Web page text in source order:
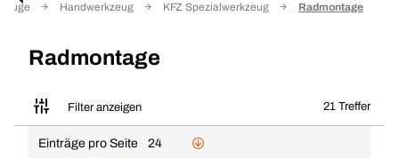
Handwerkzeug KFZ Spezialwerkzeug Radmontage
Radmontage
Filter anzeigen 21 Treffer
Einträge pro Seite
24